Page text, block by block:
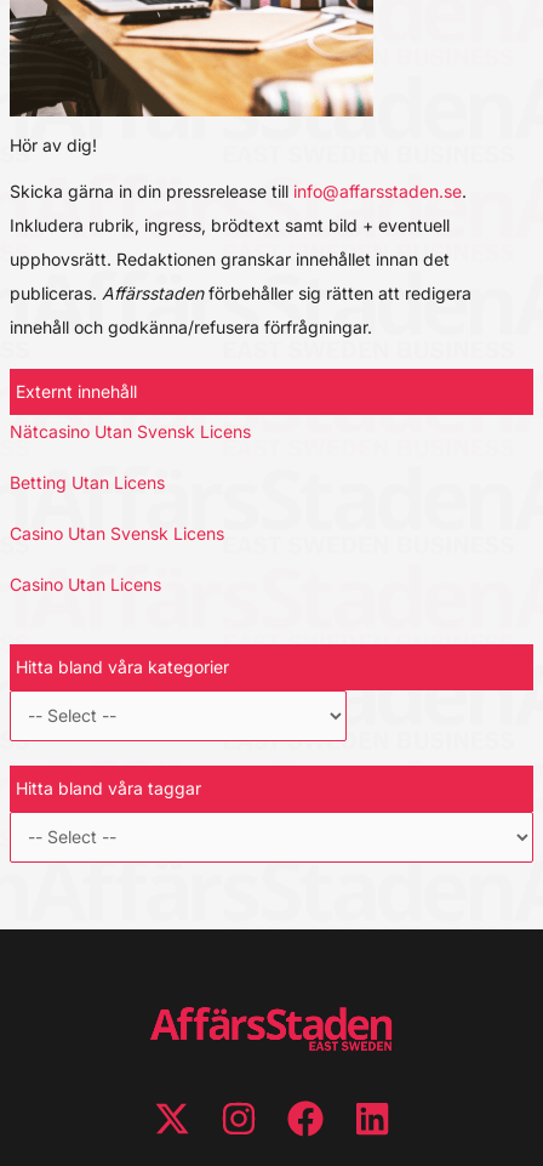
Hör av dig!
Skicka gärna in din pressrelease till info@affarsstaden.se.
Inkludera rubrik, ingress, brödtext samt bild + eventuell
upphovsrätt. Redaktionen granskar innehållet innan det
publiceras. Affärsstadenförbehåller sig rätten att redigera
innehåll och godkänna/refusera förfrågningar.
Externt innehåll
Nätcasino Utan Svensk Licens
Betting Utan Licens
Casino Utan Svensk Licens
Casino Utan Licens
Hitta bland våra kategorier
Hitta bland våra taggar